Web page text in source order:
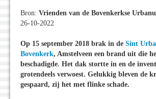
Bron: Vrienden van de Bovenkerkse
26-10-2022
Op 15 september 2018 brak in de Sint
Bovenkerk, Amstelveen een brand uit die
beschadigde. Het dak stortte in en de
grotendeels verwoest. Gelukkig bleven de
gespaard, zij het met flinke schade.